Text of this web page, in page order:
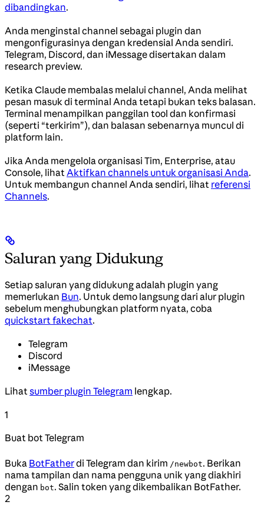
dibandingkan.
Anda menginstal channel sebagai plugin dan
mengonfigurasinya dengan kredensial Anda sendiri.
Telegram, Discord, dan iMessage disertakan dalam
research preview.
Ketika Claude membalas melalui channel, Anda melihat
pesan masuk di terminal Anda tetapi bukan teks balasan.
Terminal menampilkan panggilan tool dan konfirmasi
(seperti “terkirim”), dan balasan sebenarnya muncul di
platform lain.
Jika Anda mengelola organisasi Tim, Enterprise, atau
Console, lihatAktifkan channels untuk organisasi Anda.
Untuk membangun channel Anda sendiri, lihat referensi
Channels.
Saluran yang Didukung
Setiap saluran yang didukung adalah plugin yang
memerlukan Bun. Untuk demo langsung dari alur plugin
sebelum menghubungkan platform nyata, coba
quickstart fakechat.
Telegram
Discord
iMessage
Lihatsumber plugin Telegram lengkap.
1
Buat bot Telegram
Buka BotFatherdi Telegram dan kirim /newbot. Berikan
nama tampilan dan nama pengguna unik yang diakhiri
dengan bot. Salin token yang dikembalikan BotFather.
2